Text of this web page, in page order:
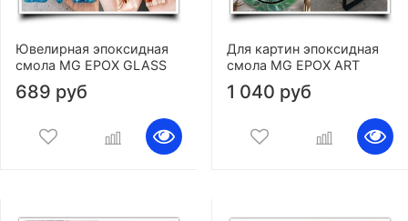
Ювелирная эпоксидная
смола MG EPOX GLASS
689 руб
Для картин эпоксидная
смола MG EPOX ART
1 040 руб